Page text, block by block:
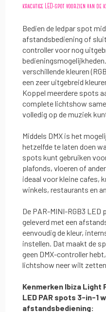
krachtige LED-spot voorzien van de
Bedien de ledpar spot
afstandsbediening of
controller voor nog
verschillende kleuren
een zeer uitgebreid
Koppel meerdere spots
complete lichtshow
volledig op de muziek
Middels DMX is het
hetzelfde te laten doen
spots kunt gebruiken
plafonds, vloeren of
ideaal voor kleine cafes,
winkels, restaurants en
De PAR-MINI-RGB3
geleverd met een
eenvoudig de kleur,
instellen. Dat maakt de
geen DMX-controller
lichtshow neer wilt
Kenmerken Ibiza Light
LED PAR spots 3-in-1
afstandsbediening: